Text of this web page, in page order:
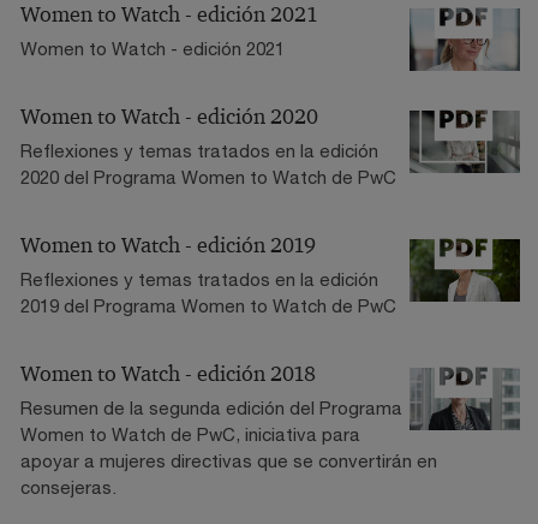
Women to Watch - edición 2021
Women to Watch - edición 2021
Women to Watch - edición 2020
Reflexiones y temas tratados en la edición
2020 del Programa Women to Watch de PwC
Women to Watch - edición 2019
Reflexiones y temas tratados en la edición
2019 del Programa Women to Watch de PwC
Women to Watch - edición 2018
Resumen de la segunda edición del Programa
Women to Watch de PwC, iniciativa para
apoyar a mujeres directivas que se convertirán en
consejeras.